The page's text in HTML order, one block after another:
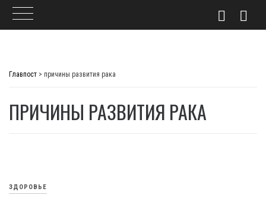
Главпост > причины развития рака
ПРИЧИНЫ РАЗВИТИЯ РАКА
ЗДОРОВЬЕ